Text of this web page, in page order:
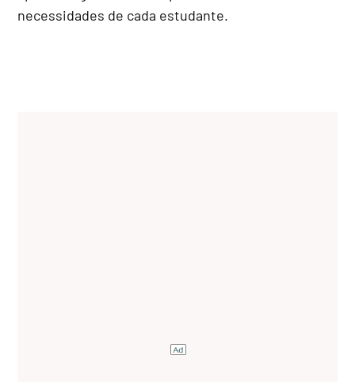
necessidades de cada estudante.